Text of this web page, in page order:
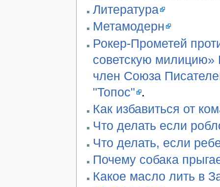
Литература
Метамодерн
Рокер-Прометей
советскую
член Союза
"Топос" .
Как избавиться от
Что делать если
Что делать, если
Почему собака
Какое масло лить в